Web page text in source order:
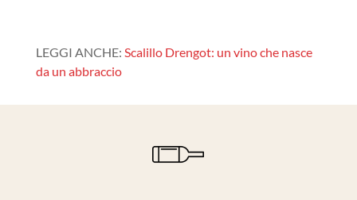
LEGGI ANCHE: Scalillo Drengot: un vino che nasce
da un abbraccio